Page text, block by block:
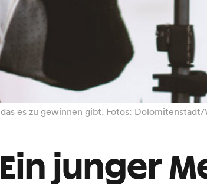
es zu gewinnen gibt. Fotos:
junger